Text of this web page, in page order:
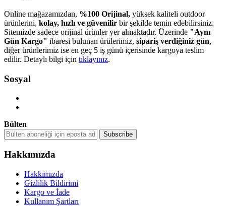
Online mağazamızdan, %100 Orijinal, yüksek kaliteli outdoor
ürünlerini, kolay, hızlı ve güvenilir bir şekilde temin edebilirsiniz.
Sitemizde sadece orijinal ürünler yer almaktadır. Üzerinde "Aynı
Gün Kargo" ibaresi bulunan ürülerimiz, sipariş verdiğiniz gün,
diğer ürünlerimiz ise en geç 5 iş günü içerisinde kargoya teslim
edilir. Detaylı bilgi için tıklayınız.
Sosyal
Bülten
Hakkımızda
Hakkımızda
Gizlilik Bildirimi
Kargo ve İade
Kullanım Şartları